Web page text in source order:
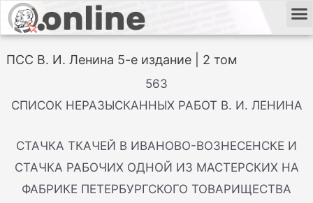
ПСС В. И. Ленина 5-е издание | 2 том
563
СПИСОК НЕРАЗЫСКАННЫХ РАБОТ В. И. ЛЕНИНА
СТАЧКА ТКАЧЕЙ В ИВАНОВО-ВОЗНЕСЕНСКЕ И
СТАЧКА РАБОЧИХ ОДНОЙ ИЗ МАСТЕРСКИХ НА
ФАБРИКЕ ПЕТЕРБУРГСКОГО ТОВАРИЩЕСТВА